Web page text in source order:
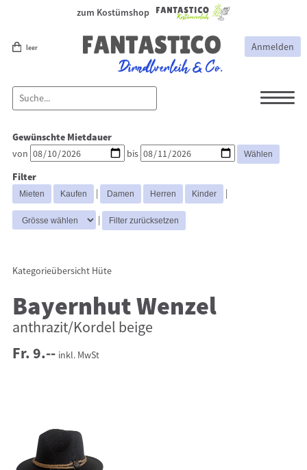
zum Kostümshop
leer Anmelden
Dirndl
Lederhosen Zubehör
Lederhosen
Kostüme
Hüte
Trachtenjacken
Trachtenhemden
Westen
Gewünschte Mietdauer
von bis
Filter
| |
|
Kategorieübersicht Hüte
Bayernhut Wenzel
anthrazit/Kordel beige
Fr. 9.-- inkl. MwSt